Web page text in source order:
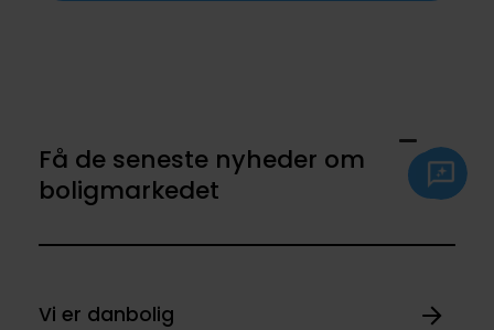
Få de seneste nyheder om
boligmarkedet
Vi er danbolig